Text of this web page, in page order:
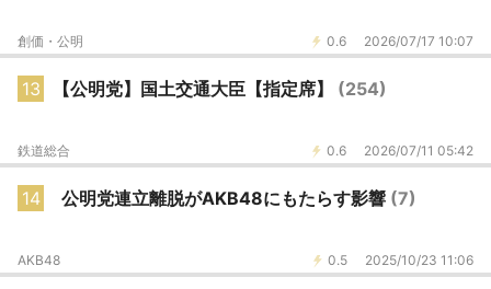
0.6 2026/07/17 10:07
創価・公明
13 【公明党】国土交通大臣【指定席】 (254)
0.6 2026/07/11 05:42
鉄道総合
14 公明党連立離脱がAKB48にもたらす影響 (7)
0.5 2025/10/23 11:06
AKB48